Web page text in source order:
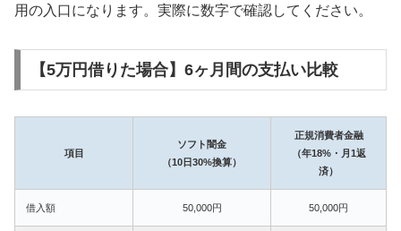
用の入口になります。実際に数字で確認してください。
【5万円借りた場合】6ヶ月間の支払い比較
項目
ソフト闇金
（10日30%換算）
正規消費者金融
（年18%・月1返
済）
借入額 50,000円 50,000円